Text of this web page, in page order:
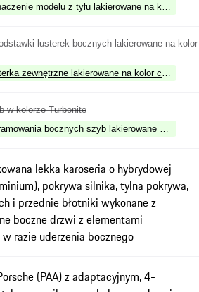
modelu z tyłu lakierowane na kolor
lusterek bocznych lakierowane na kolor
zewnętrzne lakierowane na kolor czarny
w kolorze Turbonite
bocznych szyb lakierowane na kolor
lekka karoseria o hybrydowej
pokrywa silnika, tylna pokrywa,
i przednie błotniki wykonane z
boczne drzwi z elementami
razie uderzenia bocznego
(PAA) z adaptacyjnym, 4-